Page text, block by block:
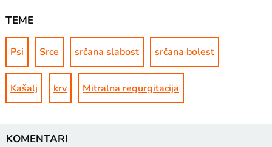
TEME
Psi Srce srčana slabost srčana bolest
Kašalj krv Mitralna regurgitacija
KOMENTARI